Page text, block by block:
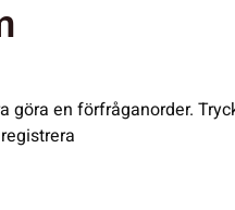
göra en förfråganorder.